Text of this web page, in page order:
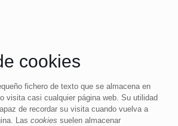
cookies
fichero de texto que se almacena en
visita casi cualquier página web. Su utilidad
de recordar su visita cuando vuelva a
Las cookies suelen almacenar